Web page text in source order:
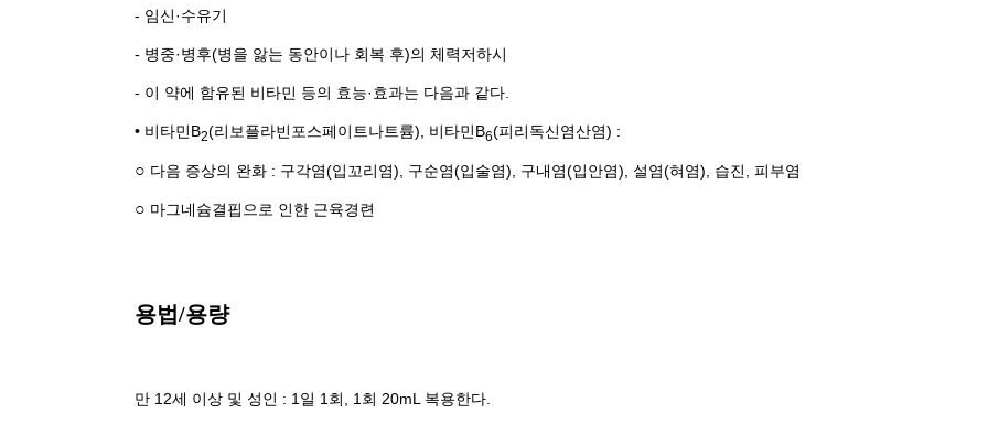
- 임신·수유기
- 병중·병후(병을 앓는 동안이나 회복 후)의 체력저하시
- 이 약에 함유된 비타민 등의 효능·효과는 다음과 같다.
• 비타민B2(리보플라빈포스페이트나트륨), 비타민B6(피리독신염산염) :
○ 다음 증상의 완화 : 구각염(입꼬리염), 구순염(입술염), 구내염(입안염), 설염(혀염), 습진, 피부염
○ 마그네슘결핍으로 인한 근육경련
용법/용량
만 12세 이상 및 성인 : 1일 1회, 1회 20mL 복용한다.